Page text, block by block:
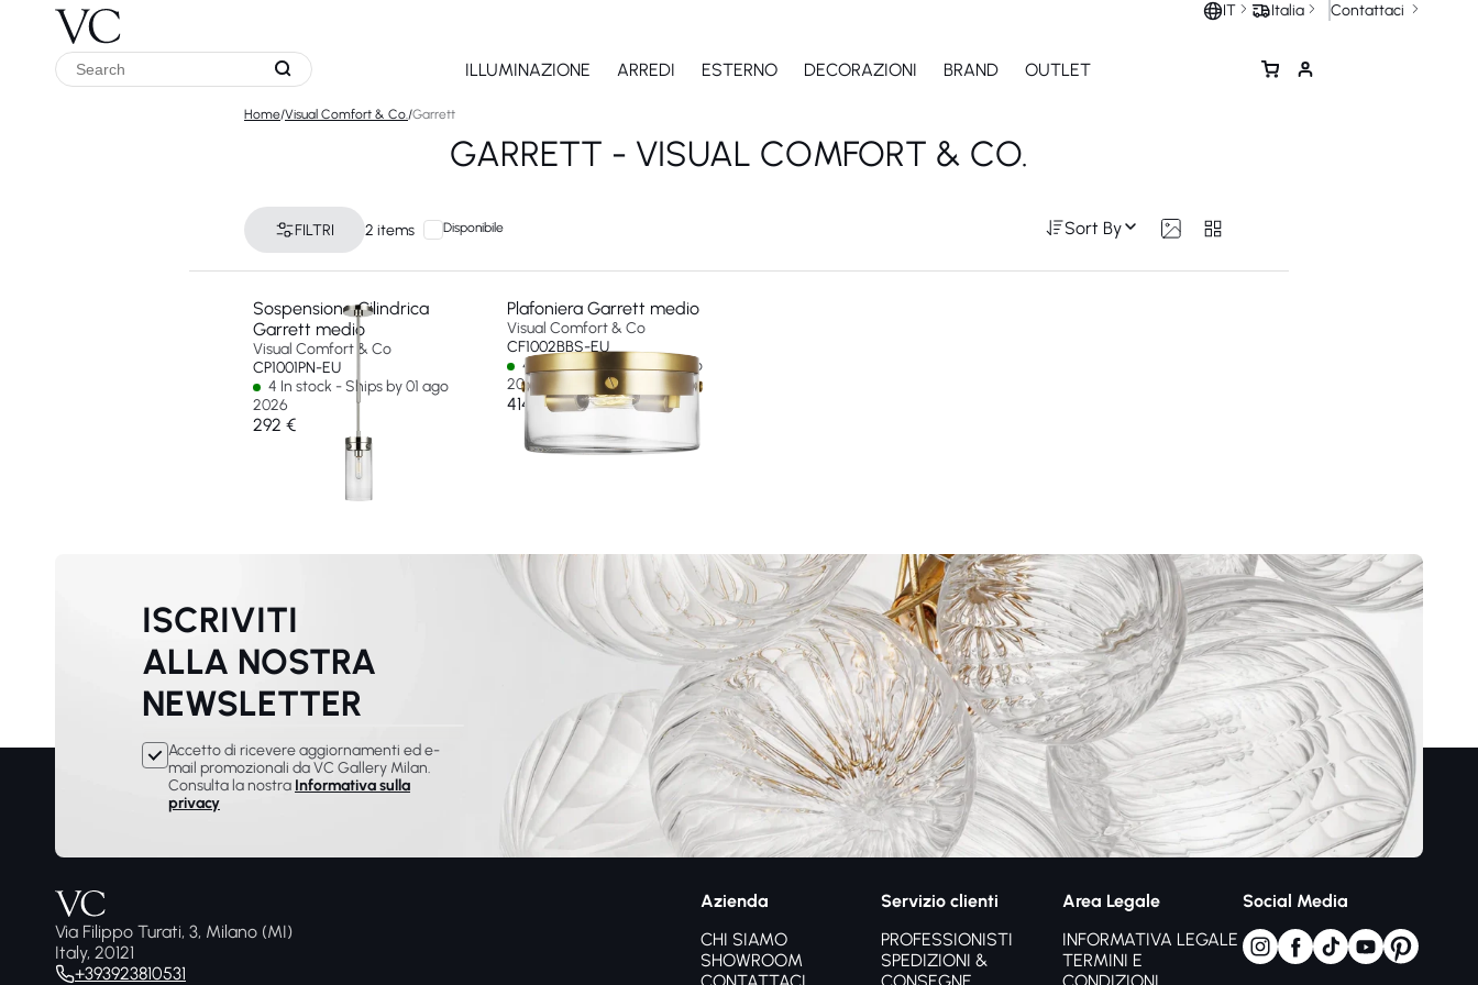
IT Italia Contattaci
ILLUMINAZIONE ARREDI ESTERNO DECORAZIONI BRAND OUTLET
Home/Visual Comfort & Co./Garrett
GARRETT - VISUAL COMFORT & CO.
FILTRI 2 items Disponibile Sort By
Sospensione Cilindrica
Garrett medio
Visual Comfort & Co
CP1001PN-EU
4 In stock - Ships by 01 ago
2026
292 €
Plafoniera Garrett medio
Visual Comfort & Co
CF1002BBS-EU
4 In stock - Ships by 01 ago
2026
414 €
ISCRIVITI
ALLA NOSTRA
NEWSLETTER
Accetto di ricevere aggiornamenti ed e-
mail promozionali da VC Gallery Milan.
Consulta la nostra Informativa sulla
privacy
Via Filippo Turati, 3, Milano (MI)
Italy, 20121
+393923810531
Azienda
CHI SIAMO
SHOWROOM
Servizio clienti
PROFESSIONISTI
SPEDIZIONI &
Area Legale
INFORMATIVA LEGALE
TERMINI E
Social Media